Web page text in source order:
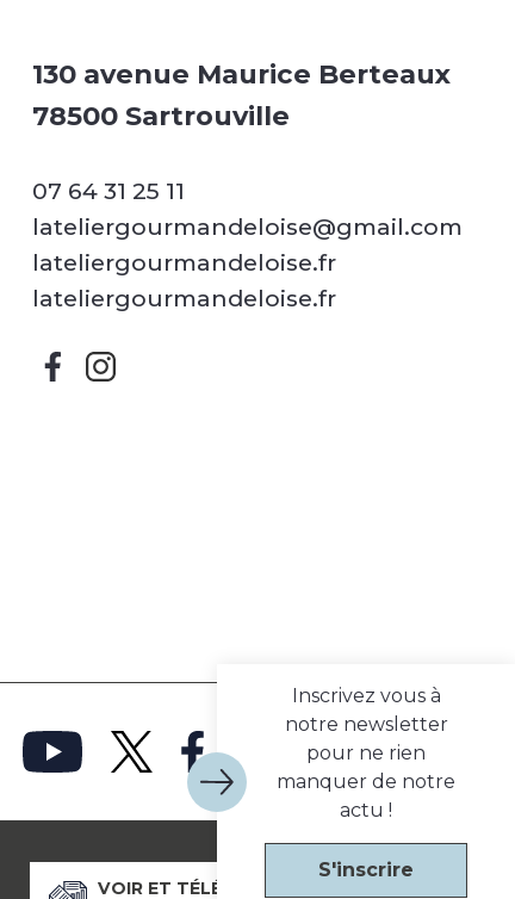
130 avenue Maurice Berteaux
78500 Sartrouville
07 64 31 25 11
lateliergourmandeloise@gmail.com
lateliergourmandeloise.fr
lateliergourmandeloise.fr
Inscrivez vous à
notre newsletter
pour ne rien
manquer de notre
actu !
S'inscrire
VOIR ET TÉLÉCHARGER NOS